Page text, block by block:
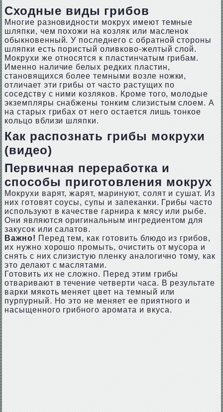
Сходные виды грибов
Многие разновидности мокрух имеют темные
шляпки, чем похожи на козляк или масленок
обыкновенный. У последнего с обратной стороны
шляпки есть пористый оливково-желтый слой.
Мокрухи же относятся к пластинчатым грибам.
Именно наличие белых редких пластин,
становящихся более темными возле ножки,
отличает эти грибы от часто растущих по
соседству с ними козляков. Кроме того, молодые
экземпляры снабжены тонким слизистым слоем. А
на старых грибах от него остается лишь тонкое
кольцо вблизи шляпки.
Как распознать грибы мокрухи
(видео)
Первичная переработка и
способы приготовления мокрух
Мокрухи варят, жарят, маринуют, солят и сушат. Из
них готовят соусы, супы и запеканки. Грибы часто
используют в качестве гарнира к мясу или рыбе.
Они являются оригинальным ингредиентом для
закусок или салатов.
Важно! Перед тем, как готовить блюдо из грибов,
их нужно хорошо промыть, очистить от мусора и
снять с них слизистую пленку аналогично тому, как
это делают с маслятами.
Готовить их не сложно. Перед этим грибы
отваривают в течение четверти часа. В результате
варки мякоть меняет цвет на темный или
пурпурный. Но это не меняет ее приятного и
насыщенного грибного аромата и вкуса.